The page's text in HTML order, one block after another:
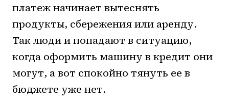
платеж начинает вытеснять
продукты, сбережения или аренду.
Так люди и попадают в ситуацию,
когда оформить машину в кредит они
могут, а вот спокойно тянуть ее в
бюджете уже нет.